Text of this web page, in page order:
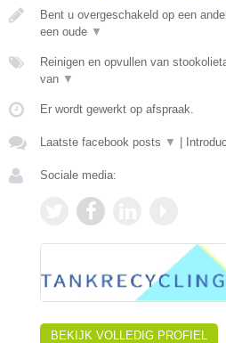
Bent u overgeschakeld op een
een oude ▼
Reinigen en opvullen van
van ▼
Er wordt gewerkt op afspraak.
Laatste facebook posts ▼ |
Sociale media:
BEKIJK VOLLEDIG PROFIEL